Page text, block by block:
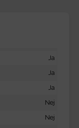
Ja
Ja
Ja
Nej
Nej